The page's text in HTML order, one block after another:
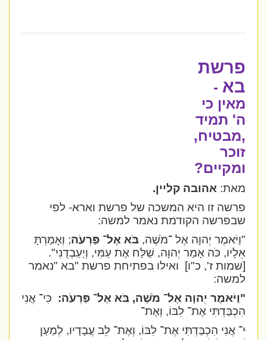
פרשת
בא-
מאין כי
ה' תמיד
,מבטיח,
זוכר
ומקיים?
מאת:אהובה קליין.
פרשה זו היא המשכה של פרשת וארא- לפי
שבפרשה הקודמת נאמר למשה:
"וַיֹּאמֶר יְהוָה אֶל ־מֹשֶׁה,בֹּא אֶל־ פַּרְעֹה; וְאָמַרְתָּ
אֵלָיו, כֹּה אָמַר יְהוָה, שַׁלַּח אֶת עַמִּי, וְיַעַבְדֻנִי".
[שמות ז', כ"ו] ואילו בפתיחת פרשת "בא "נאמר
למשה:
"וַיֹּאמֶר יְהוָה אֶל־ מֹשֶׁה, בֹּא אֶל־ פַּרְעֹה: כִּי־ אֲנִי
הִכְבַּדְתִּי אֶת־ לִבּוֹ, וְאֶת־
ּי־ אֲנִי הִכְבַּדְתִּי אֶת־ לִבּוֹ, וְאֶת־ לֵב עֲבָדָיו, לְמַעַן